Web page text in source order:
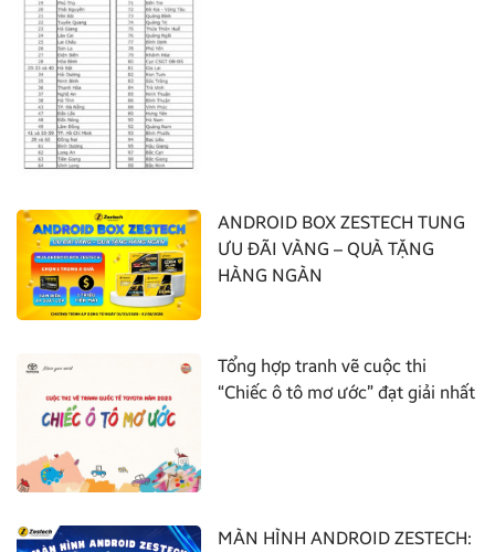
ANDROID BOX ZESTECH TUNG
ƯU ĐÃI VÀNG – QUÀ TẶNG
HÀNG NGÀN
Tổng hợp tranh vẽ cuộc thi
“Chiếc ô tô mơ ước” đạt giải nhất
MÀN HÌNH ANDROID ZESTECH: